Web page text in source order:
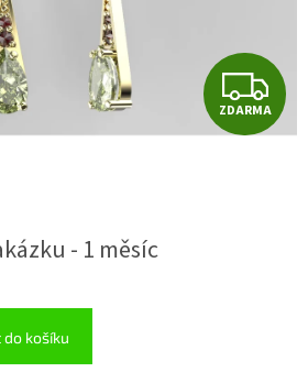
Z
D
ZDARMA
- 1 měsíc
do košíku